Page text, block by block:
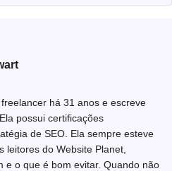
há 31 anos e escreve
possui certificações
de SEO. Ela sempre esteve
leitores do Website Planet,
e o que é bom evitar. Quando não